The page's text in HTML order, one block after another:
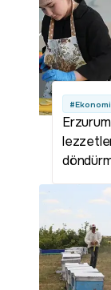
#Ekonomi